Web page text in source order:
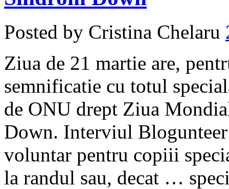
Posted by Cristina Chelaru
Ziua de 21 martie are,
semnificatie cu totul
de ONU drept Ziua
Down. Interviul
voluntar pentru copiii
la randul sau, decat …